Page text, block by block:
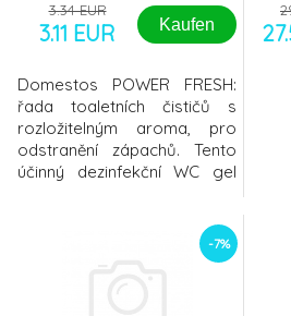
3.34 EUR
3.11 EUR Kaufen
Domestos POWER FRESH:
řada toaletních čističů s
rozložitelným aroma, pro
odstranění zápachů. Tento
účinný dezinfekční WC gel
špínu a vodní kámen;
zanechává vaši toaletu
-7%